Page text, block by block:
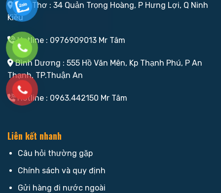
Cần Thơ : 34 Quản Trọng Hoàng, P Hưng Lợi, Q Ninh
Kiều
Hotline : 0976909013 Mr Tâm
Bình Dương : 555 Hồ Văn Mên, Kp Thạnh Phú, P An
Thạnh, TP.Thuận An
Hotline : 0963.442150 Mr Tâm
Liên kết nhanh
Câu hỏi thường gặp
Chính sách và quy định
Gửi hàng đi nước ngoài